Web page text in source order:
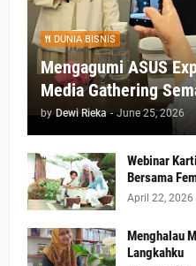
DUNIA BISNIS
Mengagumi ASUS
Media Gathering
by Dewi Rieka - June 25, 2026
Webinar
Bersama
April 22, 2026
Menghalau
Langkahku